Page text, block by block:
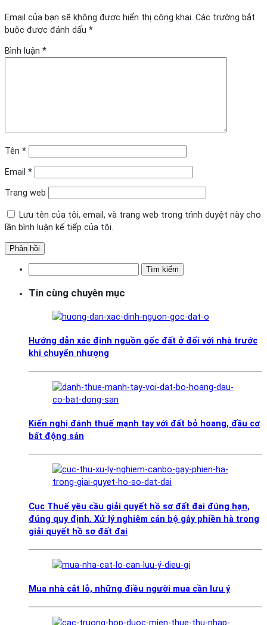
Email của bạn sẽ không được hiển thị công khai. Các trường bắt
buộc được đánh dấu *
Bình luận *
Tên *
Email *
Trang web
Lưu tên của tôi, email, và trang web trong trình duyệt này cho
lần bình luận kế tiếp của tôi.
cho:
Tin cùng chuyên mục
Hướng dẫn xác định nguồn gốc đất ở đối với nhà trước
khi chuyển nhượng
Kiến nghị đánh thuế mạnh tay với đất bỏ hoang, đầu cơ
bất động sản
Cục Thuế yêu cầu giải quyết hồ sơ đất đai đúng hạn,
đúng quy định. Xử lý nghiêm cán bộ gây phiền hà trong
giải quyết hồ sơ đất đai
Mua nhà cắt lỗ, những điều người mua cần lưu ý